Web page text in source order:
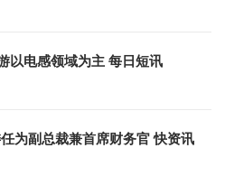
以电感领域为主 每日短讯
为副总裁兼首席财务官 快资讯